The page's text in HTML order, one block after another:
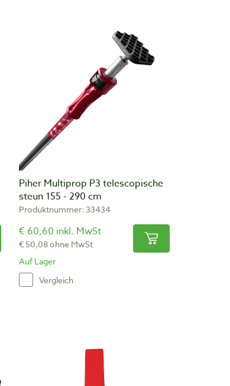
Piher Multiprop P3 telescopische
steun 155 - 290 cm
Produktnummer: 33434
€ 60,60 inkl. MwSt
€ 50,08 ohne MwSt
Auf Lager
Vergleich